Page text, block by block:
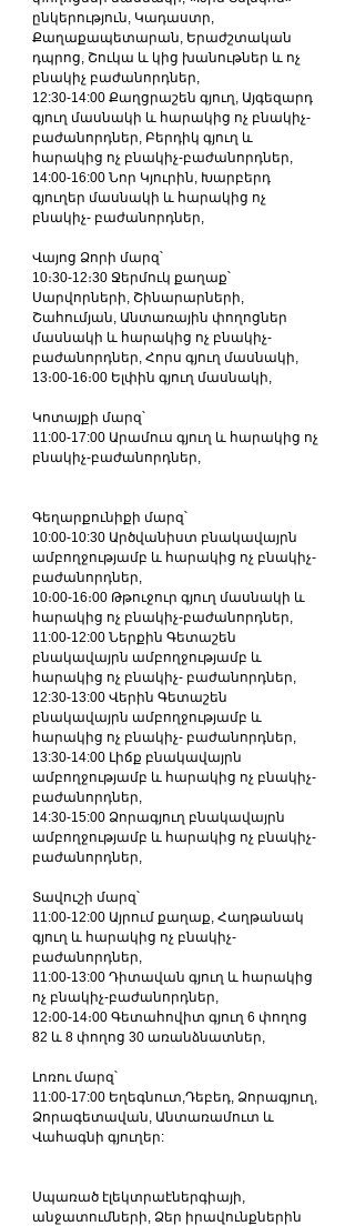
ընկերություն, Կադաստր,
Քաղաքապետարան, Երաժշտական
դպրոց, Շուկա և կից խանութներ և ոչ
բնակիչ բաժանորդներ,
12:30-14:00 Քաղցրաշեն գյուղ, Այգեզարդ
գյուղ մասնակի և հարակից ոչ բնակիչ-
բաժանորդներ, Բերդիկ գյուղ և
հարակից ոչ բնակիչ-բաժանորդներ,
14:00-16:00 Նոր Կյուրին, Խարբերդ
գյուղեր մասնակի և հարակից ոչ
բնակիչ- բաժանորդներ,
Վայոց Ձորի մարզ՝
10։30-12։30 Ջերմուկ քաղաք՝
Սարվորների, Շինարարների,
Շահումյան, Անտառային փողոցներ
մասնակի և հարակից ոչ բնակիչ-
բաժանորդներ, Հորս գյուղ մասնակի,
13։00-16։00 Ելփին գյուղ մասնակի,
Կոտայքի մարզ՝
11:00-17:00 Արամուս գյուղ և հարակից ոչ
բնակիչ-բաժանորդներ,
Գեղարքունիքի մարզ՝
10:00-10:30 Արծվանիստ բնակավայրն
ամբողջությամբ և հարակից ոչ բնակիչ-
բաժանորդներ,
10։00-16։00 Թթուջուր գյուղ մասնակի և
հարակից ոչ բնակիչ-բաժանորդներ,
11:00-12:00 Ներքին Գետաշեն
բնակավայրն ամբողջությամբ և
հարակից ոչ բնակիչ- բաժանորդներ,
12:30-13:00 Վերին Գետաշեն
բնակավայրն ամբողջությամբ և
հարակից ոչ բնակիչ- բաժանորդներ,
13:30-14:00 Լիճք բնակավայրն
ամբողջությամբ և հարակից ոչ բնակիչ-
բաժանորդներ,
14:30-15:00 Ձորագյուղ բնակավայրն
ամբողջությամբ և հարակից ոչ բնակիչ-
բաժանորդներ,
Տավուշի մարզ՝
11:00-12:00 Այրում քաղաք, Հաղթանակ
գյուղ և հարակից ոչ բնակիչ-
բաժանորդներ,
11:00-13:00 Դիտավան գյուղ և հարակից
ոչ բնակիչ-բաժանորդներ,
12։00-14։00 Գետահովիտ գյուղ 6 փողոց
82 և 8 փողոց 30 առանձնատներ,
Լոռու մարզ՝
11:00-17:00 Եղեգնուտ,Դեբեդ, Ձորագյուղ,
Ձորագետավան, Անտառամուտ և
Վահագնի գյուղեր:
Սպառած էլեկտրաէներգիայի,
անջատումների, Ձեր իրավունքներին